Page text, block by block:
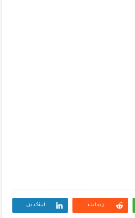
ريدايت لينكدين